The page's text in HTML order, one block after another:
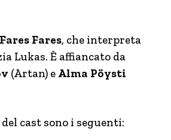
Fares Fares, che interpreta
Lukas. È affiancato da
(Artan) e Alma Pöysti
cast sono i seguenti: